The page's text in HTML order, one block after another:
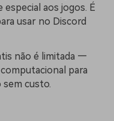
aos jogos. É
usar no Discord
não é limitada —
para
custo.